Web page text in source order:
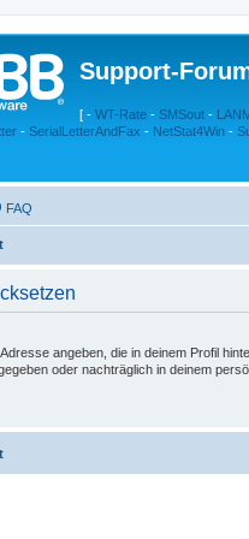
Support-
[ - WT-Rate - SMSout -
- SerialLetterAndFax - NetStat4Win -
FAQ
angeben, die in deinem Profil
oder nachträglich in deinem